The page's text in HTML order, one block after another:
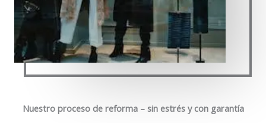
Nuestro proceso de reforma – sin estrés y con garantía